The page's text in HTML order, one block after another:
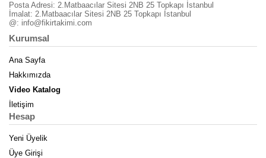
Posta Adresi: 2.Matbaacılar Sitesi 2NB 25 Topkapı İstanbul
İmalat: 2.Matbaacılar Sitesi 2NB 25 Topkapı İstanbul
@: info@fikirtakimi.com
Kurumsal
Ana Sayfa
Hakkımızda
Video Katalog
İletişim
Hesap
Yeni Üyelik
Üye Girişi